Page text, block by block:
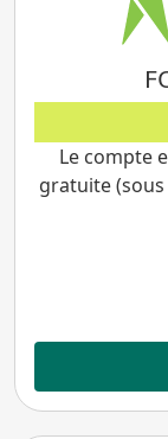
Le compte
gratuite